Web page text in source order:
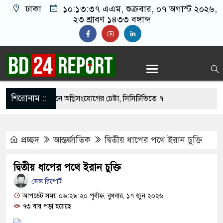
ঢাকা ১০:১৩:৩৮ এএম, শুক্রবার, ০৭ অগাস্ট ২০২৬,
২৩ শ্রাবণ ১৪৩৩ বঙ্গাব্দ
শিরোনাম ::
বাসভবনে অগ্নিসংযোগের চেষ্টা, সিসিটিভিতে ৭
ছাড়াই মার্কিন ঘাঁটিতে নিখুঁত হামলা চালান ইরানি
১০০ পরিবারকে নতুন ঘর দেবেন প্রধানমন্ত্রী
ছবি তুলে লন্ডনে বয়ফ্রেন্ডের কাছে পাঠাতেন
প্রচ্ছদ আন্তর্জাতিক দ্বিতীয় ধাপের পথে ইরান চুক্তি
দ্বিতীয় ধাপের পথে ইরান চুক্তি
ডেস্ক রিপোর্ট
আপডেট সময় ০৬:২৯:২০ পূর্বাহ্ন, বুধবার, ১৭ জুন ২০২৬
৭৩ বার পড়া হয়েছে